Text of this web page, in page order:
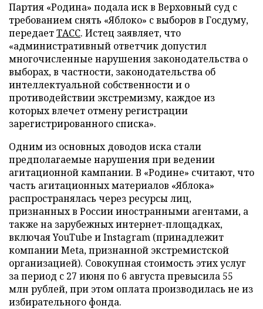
Партия «Родина» подала иск в Верховный суд с
требованием снять «Яблоко» с выборов в Госдуму,
передаетТАСС. Истец заявляет, что
«административный ответчик допустил
многочисленные нарушения законодательства о
выборах, в частности, законодательства об
интеллектуальной собственности и о
противодействии экстремизму, каждое из
которых влечет отмену регистрации
зарегистрированного списка».
Одним из основных доводов иска стали
предполагаемые нарушения при ведении
агитационной кампании. В «Родине» считают, что
часть агитационных материалов «Яблока»
распространялась через ресурсы лиц,
признанных в России иностранными агентами, а
также на зарубежных интернет-площадках,
включая YouTube и Instagram (принадлежит
компании Meta, признанной экстремистской
организацией). Совокупная стоимость этих услуг
за период с 27 июня по 6 августа превысила 55
млн рублей, при этом оплата производилась не из
избирательного фонда.